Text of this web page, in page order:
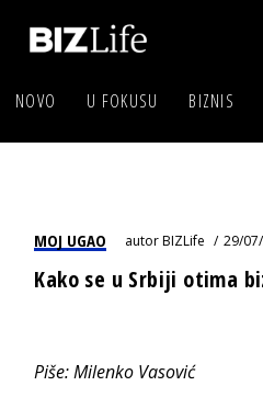
NOVO U FOKUSU BIZNIS
MOJ UGAO autorBIZLife 29/
Kako se u Srbiji otima
Piše: Milenko Vasović